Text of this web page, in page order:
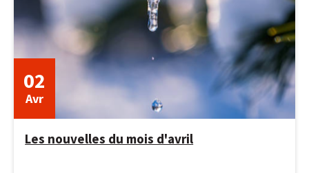
Les nouvelles du mois d'avril
02
Avr